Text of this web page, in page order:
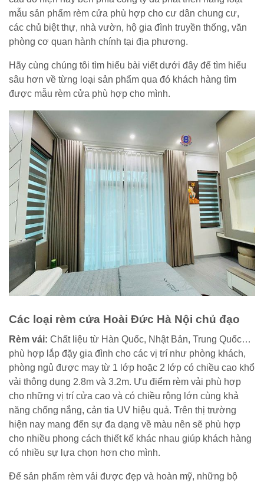
mẫu sản phẩm rèm cửa phù hợp cho cư dân chung cư,
các chủ biệt thự, nhà vườn, hộ gia đình truyền thống, văn
phòng cơ quan hành chính tại địa phương.
Hãy cùng chúng tôi tìm hiểu bài viết dưới đây để tìm hiểu
sâu hơn về từng loại sản phẩm qua đó khách hàng tìm
được mẫu rèm cửa phù hợp cho mình.
Các loại rèm cửa Hoài Đức Hà Nội chủ đạo
Rèm vải: Chất liệu từ Hàn Quốc, Nhật Bản, Trung Quốc…
phù hợp lắp đặy gia đình cho các vị trí như phòng khách,
phòng ngủ được may từ 1 lớp hoặc 2 lớp có chiều cao khổ
vải thông dụng 2.8m và 3.2m. Ưu điểm rèm vải phù hợp
cho những vị trí cửa cao và có chiều rộng lớn cùng khả
năng chống nắng, cản tia UV hiệu quả. Trên thị trường
hiện nay mang đến sự đa dạng về màu nên sẽ phù hợp
cho nhiều phong cách thiết kế khác nhau giúp khách hàng
có nhiều sự lựa chọn hơn cho mình.
Để sản phẩm rèm vải được đẹp và hoàn mỹ, những bộ